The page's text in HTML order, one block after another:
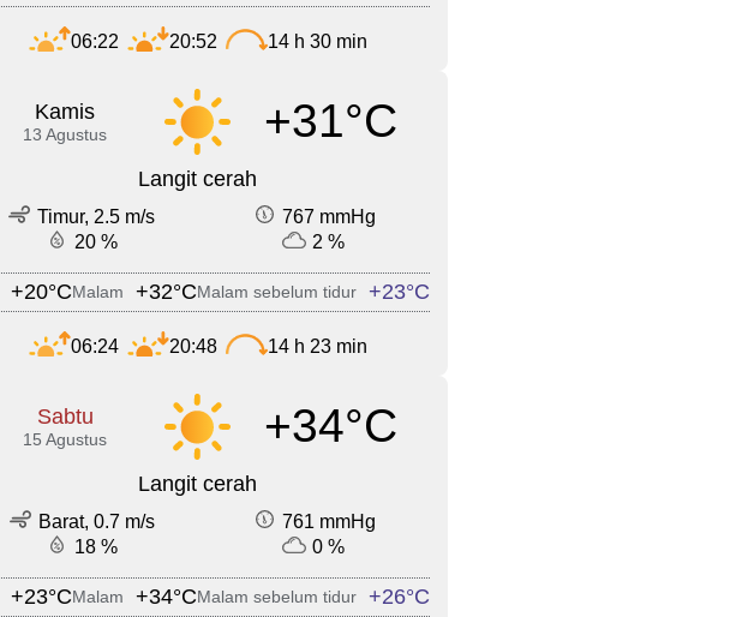
06:22 20:52 14 h 30 min
Kamis
13 Agustus +31°C
Langit cerah
Timur, 2.5 m/s
767 mmHg
20 %
2 %
+20°CMalam +32°CMalam sebelum tidur +23°C
06:24 20:48 14 h 23 min
Sabtu
15 Agustus +34°C
Langit cerah
Barat, 0.7 m/s
761 mmHg
18 %
0 %
+23°CMalam +34°CMalam sebelum tidur +26°C